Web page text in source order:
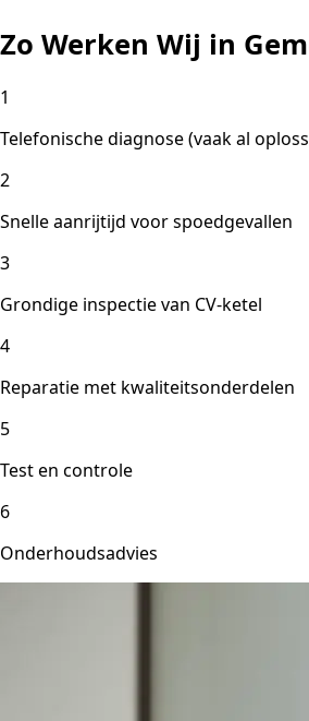
Zo Werken Wij in
1
Telefonische diagnose (vaak al
2
Snelle aanrijtijd voor spoedgevallen
3
Grondige inspectie van CV-ketel
4
Reparatie met kwaliteitsonderdelen
5
Test en controle
6
Onderhoudsadvies